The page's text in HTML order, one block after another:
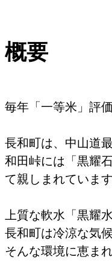
概要
毎年「一等米」評
長和町は、中山道
和田峠には「黒耀
て親しまれています
上質な軟水「黒耀
長和町は冷涼な気
そんな環境に恵ま